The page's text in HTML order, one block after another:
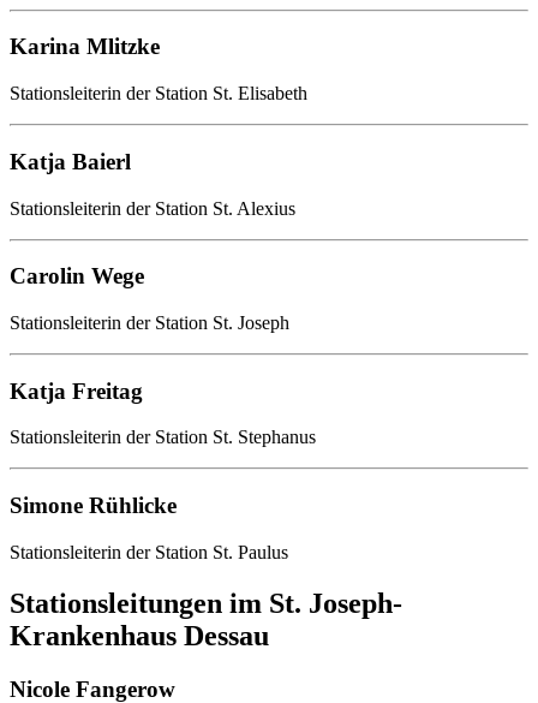
Karina Mlitzke
Stationsleiterin der Station St. Elisabeth
Katja Baierl
Stationsleiterin der Station St. Alexius
Carolin Wege
Stationsleiterin der Station St. Joseph
Katja Freitag
Stationsleiterin der Station St. Stephanus
Simone Rühlicke
Stationsleiterin der Station St. Paulus
Stationsleitungen im St. Joseph-
Krankenhaus Dessau
Nicole Fangerow